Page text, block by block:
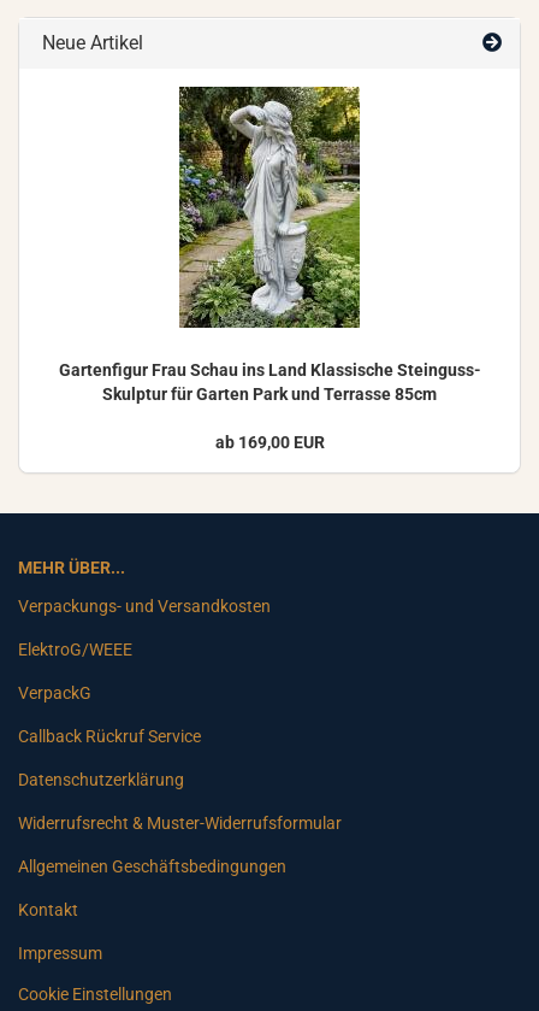
Neue Artikel
Gar­ten­fi­gur Frau Schau ins Land Klas­si­sche Steinguss-​
Skulptur für Gar­ten Park und Ter­ras­se 85cm
ab 169,00 EUR
MEHR ÜBER...
Verpackungs- und Versandkosten
ElektroG/WEEE
VerpackG
Callback Rückruf Service
Datenschutzerklärung
Widerrufsrecht & Muster-Widerrufsformular
Allgemeinen Geschäftsbedingungen
Kontakt
Impressum
Cookie Einstellungen